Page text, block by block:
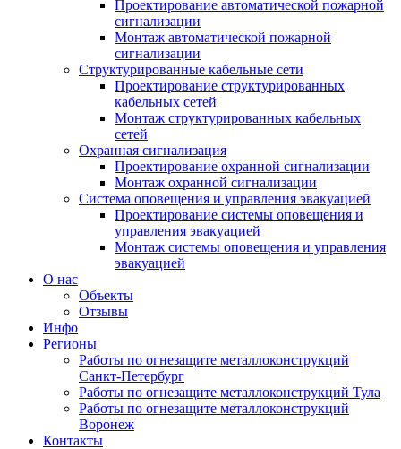
Проектирование автоматической пожарной
сигнализации
Монтаж автоматической пожарной
сигнализации
Структурированные кабельные сети
Проектирование структурированных
кабельных сетей
Монтаж структурированных кабельных
сетей
Охранная сигнализация
Проектирование охранной сигнализации
Монтаж охранной сигнализации
Система оповещения и управления эвакуацией
Проектирование системы оповещения и
управления эвакуацией
Монтаж системы оповещения и управления
эвакуацией
О нас
Объекты
Отзывы
Инфо
Регионы
Работы по огнезащите металлоконструкций
Санкт-Петербург
Работы по огнезащите металлоконструкций Тула
Работы по огнезащите металлоконструкций
Воронеж
Контакты